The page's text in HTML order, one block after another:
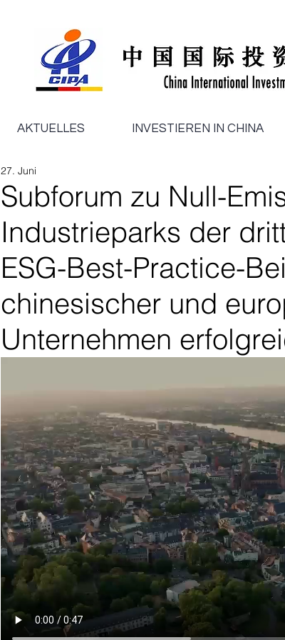
AKTUELLES INVESTIEREN IN CHINA
Subforum zu Null-
Industrieparks der
ESG-Best-Practice-
chinesischer und
Unternehmen
27. Juni